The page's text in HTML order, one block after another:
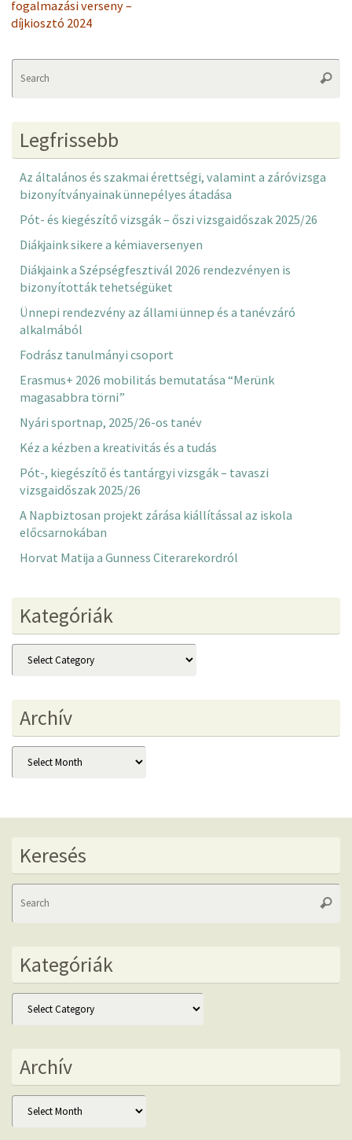
fogalmazási verseny –
díjkiosztó 2024
Legfrissebb
Az általános és szakmai érettségi, valamint a záróvizsga
bizonyítványainak ünnepélyes átadása
Pót- és kiegészítő vizsgák – őszi vizsgaidőszak 2025/26
Diákjaink sikere a kémiaversenyen
Diákjaink a Szépségfesztivál 2026 rendezvényen is
bizonyították tehetségüket
Ünnepi rendezvény az állami ünnep és a tanévzáró
alkalmából
Fodrász tanulmányi csoport
Erasmus+ 2026 mobilitás bemutatása “Merünk
magasabbra törni”
Nyári sportnap, 2025/26-os tanév
Kéz a kézben a kreativitás és a tudás
Pót-, kiegészítő és tantárgyi vizsgák – tavaszi
vizsgaidőszak 2025/26
A Napbiztosan projekt zárása kiállítással az iskola
előcsarnokában
Horvat Matija a Gunness Citerarekordról
Kategóriák
Kategóriák
Archív
Archív
Keresés
Kategóriák
Kategóriák
Archív
Archív